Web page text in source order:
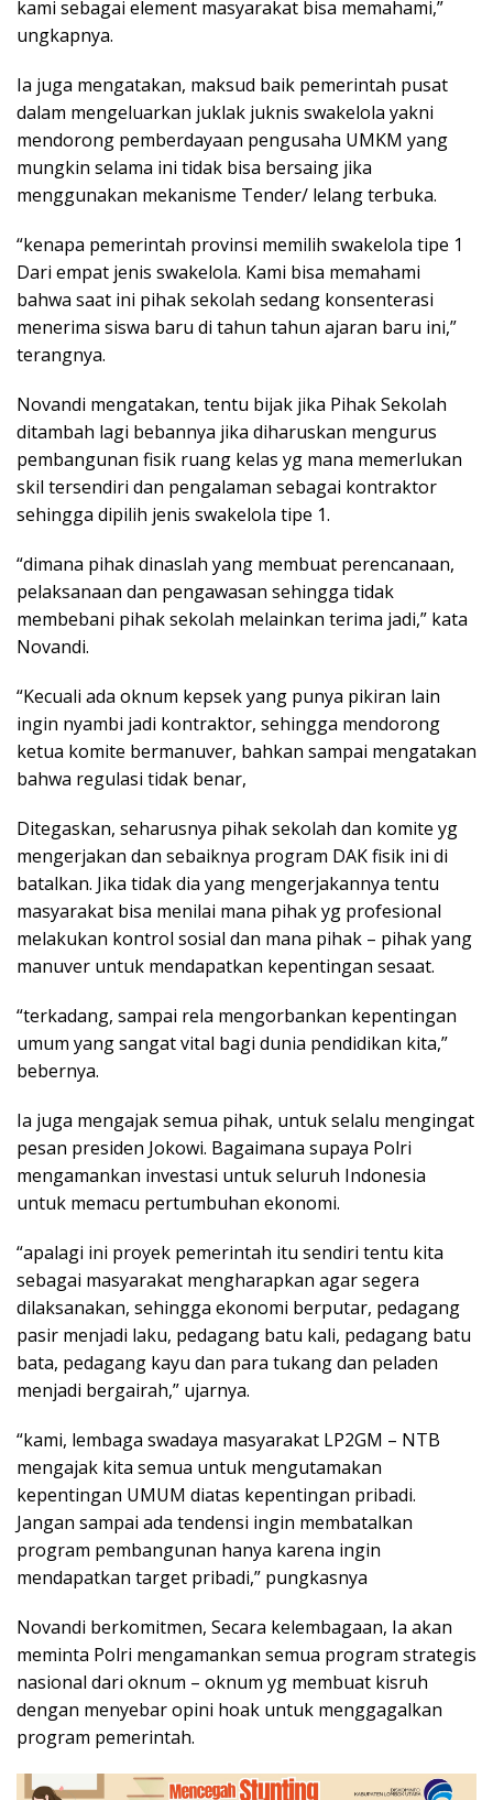
kami sebagai element masyarakat bisa memahami,”
ungkapnya.
Ia juga mengatakan, maksud baik pemerintah pusat
dalam mengeluarkan juklak juknis swakelola yakni
mendorong pemberdayaan pengusaha UMKM yang
mungkin selama ini tidak bisa bersaing jika
menggunakan mekanisme Tender/ lelang terbuka.
“kenapa pemerintah provinsi memilih swakelola tipe 1
Dari empat jenis swakelola. Kami bisa memahami
bahwa saat ini pihak sekolah sedang konsenterasi
menerima siswa baru di tahun tahun ajaran baru ini,”
terangnya.
Novandi mengatakan, tentu bijak jika Pihak Sekolah
ditambah lagi bebannya jika diharuskan mengurus
pembangunan fisik ruang kelas yg mana memerlukan
skil tersendiri dan pengalaman sebagai kontraktor
sehingga dipilih jenis swakelola tipe 1.
“dimana pihak dinaslah yang membuat perencanaan,
pelaksanaan dan pengawasan sehingga tidak
membebani pihak sekolah melainkan terima jadi,” kata
Novandi.
“Kecuali ada oknum kepsek yang punya pikiran lain
ingin nyambi jadi kontraktor, sehingga mendorong
ketua komite bermanuver, bahkan sampai mengatakan
bahwa regulasi tidak benar,
Ditegaskan, seharusnya pihak sekolah dan komite yg
mengerjakan dan sebaiknya program DAK fisik ini di
batalkan. Jika tidak dia yang mengerjakannya tentu
masyarakat bisa menilai mana pihak yg profesional
melakukan kontrol sosial dan mana pihak – pihak yang
manuver untuk mendapatkan kepentingan sesaat.
“terkadang, sampai rela mengorbankan kepentingan
umum yang sangat vital bagi dunia pendidikan kita,”
bebernya.
Ia juga mengajak semua pihak, untuk selalu mengingat
pesan presiden Jokowi. Bagaimana supaya Polri
mengamankan investasi untuk seluruh Indonesia
untuk memacu pertumbuhan ekonomi.
“apalagi ini proyek pemerintah itu sendiri tentu kita
sebagai masyarakat mengharapkan agar segera
dilaksanakan, sehingga ekonomi berputar, pedagang
pasir menjadi laku, pedagang batu kali, pedagang batu
bata, pedagang kayu dan para tukang dan peladen
menjadi bergairah,” ujarnya.
“kami, lembaga swadaya masyarakat LP2GM – NTB
mengajak kita semua untuk mengutamakan
kepentingan UMUM diatas kepentingan pribadi.
Jangan sampai ada tendensi ingin membatalkan
program pembangunan hanya karena ingin
mendapatkan target pribadi,” pungkasnya
Novandi berkomitmen, Secara kelembagaan, Ia akan
meminta Polri mengamankan semua program strategis
nasional dari oknum – oknum yg membuat kisruh
dengan menyebar opini hoak untuk menggagalkan
program pemerintah.